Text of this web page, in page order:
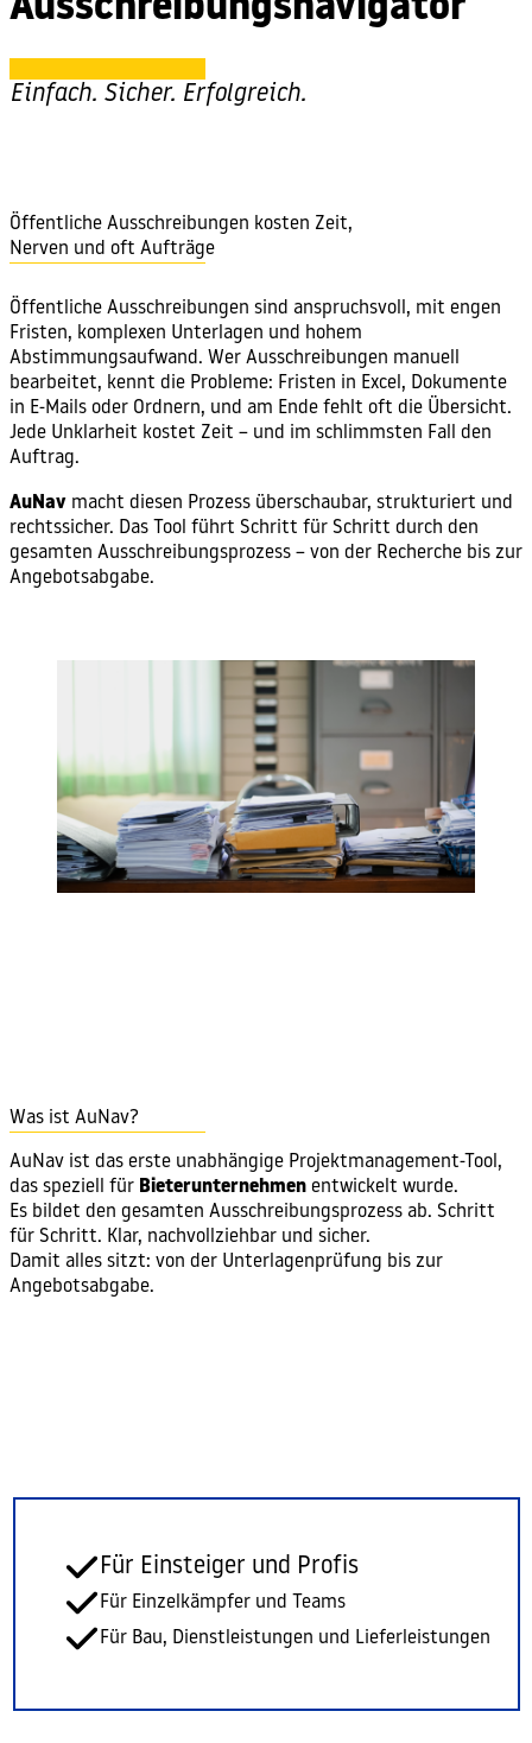
Ausschreibungsnavigator
Einfach. Sicher. Erfolgreich.
Öffentliche Ausschreibungen kosten Zeit,
Nerven und oft Aufträge
Öffentliche Ausschreibungen sind anspruchsvoll, mit engen
Fristen, komplexen Unterlagen und hohem
Abstimmungsaufwand. Wer Ausschreibungen manuell
bearbeitet, kennt die Probleme: Fristen in Excel, Dokumente
in E-Mails oder Ordnern, und am Ende fehlt oft die Übersicht.
Jede Unklarheit kostet Zeit – und im schlimmsten Fall den
Auftrag.
AuNav macht diesen Prozess überschaubar, strukturiert und
rechtssicher. Das Tool führt Schritt für Schritt durch den
gesamten Ausschreibungsprozess – von der Recherche bis zur
Angebotsabgabe.
Was ist AuNav?
AuNav ist das erste unabhängige Projektmanagement-Tool,
das speziell für Bieterunternehmen entwickelt wurde.
Es bildet den gesamten Ausschreibungsprozess ab. Schritt
für Schritt. Klar, nachvollziehbar und sicher.
Damit alles sitzt: von der Unterlagenprüfung bis zur
Angebotsabgabe.
Für Einsteiger und Profis
Für Einzelkämpfer und Teams
Für Bau, Dienstleistungen und Lieferleistungen